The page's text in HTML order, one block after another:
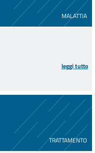
MALATTIA
leggi tutto
TRATTAMENTO